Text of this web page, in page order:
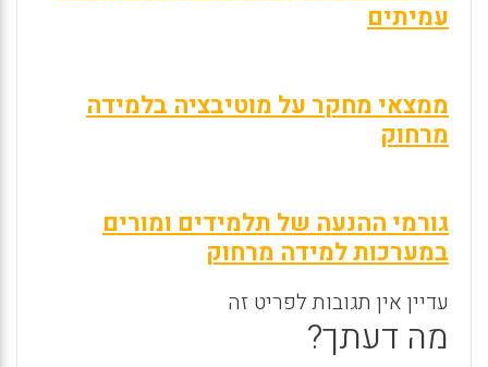
עמיתים
ממצאי מחקר על מוטיבציה בלמידה
מרחוק
גורמי ההנעה של תלמידים ומורים
במערכות למידה מרחוק
עדיין אין תגובות לפריט זה
מה דעתך?